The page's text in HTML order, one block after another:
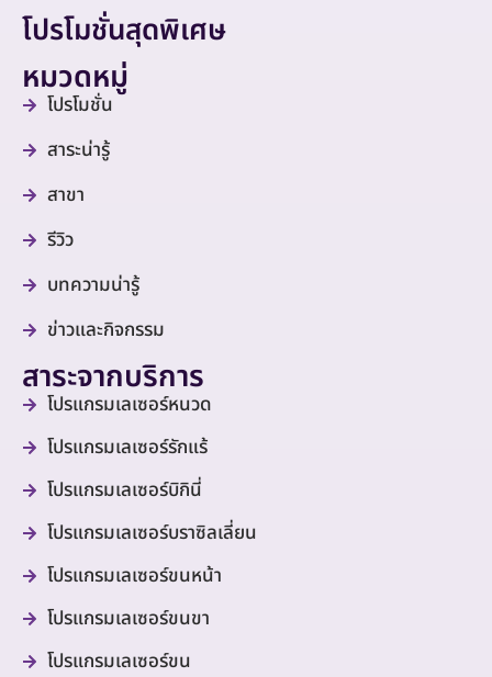
โปรโมชั่นสุดพิเศษ
หมวดหมู่
โปรโมชั่น
สาระน่ารู้
สาขา
รีวิว
บทความน่ารู้
ข่าวและกิจกรรม
สาระจากบริการ
โปรแกรมเลเซอร์หนวด
โปรแกรมเลเซอร์รักแร้
โปรแกรมเลเซอร์บิกินี่
โปรแกรมเลเซอร์บราซิลเลี่ยน
โปรแกรมเลเซอร์ขนหน้า
โปรแกรมเลเซอร์ขนขา
โปรแกรมเลเซอร์ขน